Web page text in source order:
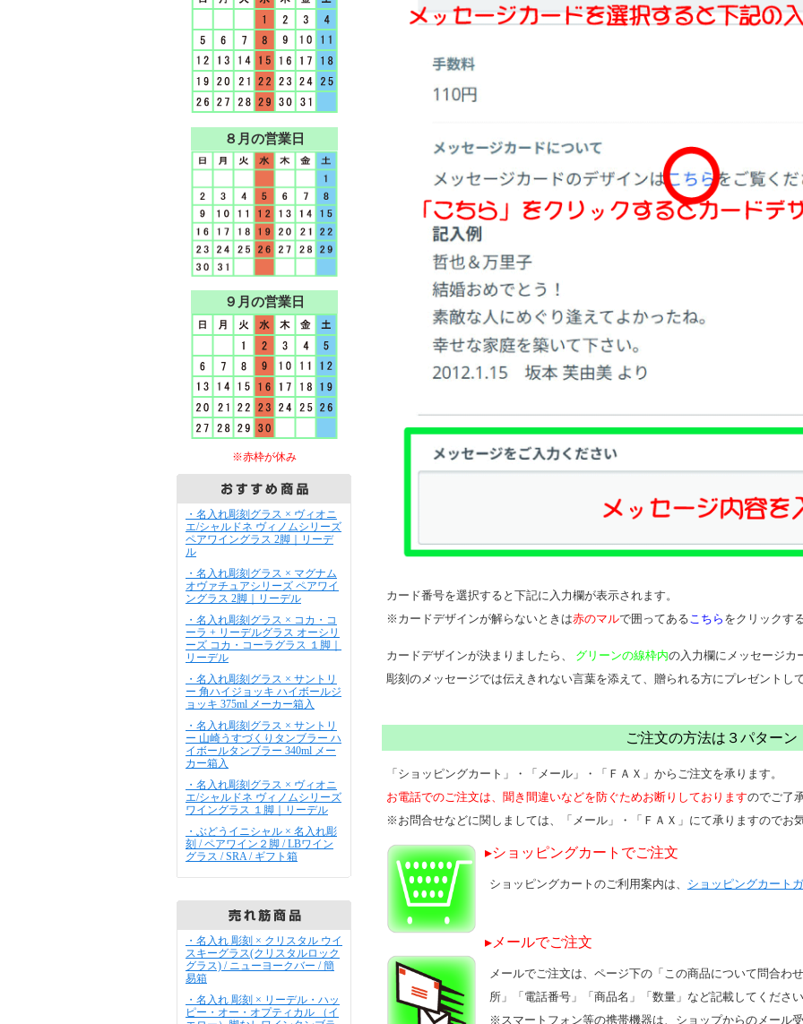
８月の営業日
９月の営業日
※赤枠が休み
・名入れ彫刻グラス × ヴィオニ
エ/シャルドネ ヴィノムシリーズ
ペアワイングラス 2脚｜リーデ
ル
・名入れ彫刻グラス × マグナム
オヴァチュアシリーズ ペアワイ
ングラス 2脚｜リーデル
・名入れ彫刻グラス × コカ・コ
ーラ + リーデルグラス オーシリ
ーズ コカ・コーラグラス １脚｜
リーデル
・名入れ彫刻グラス × サントリ
ー 角ハイジョッキ ハイボールジ
ョッキ 375ml メーカー箱入
・名入れ彫刻グラス × サントリ
ー 山崎うすづくりタンブラー ハ
イボールタンブラー 340ml メー
カー箱入
・名入れ彫刻グラス × ヴィオニ
エ/シャルドネ ヴィノムシリーズ
ワイングラス １脚｜リーデル
・ぶどうイニシャル × 名入れ彫
刻 / ペアワイン２脚 / LBワイン
グラス / SRA / ギフト箱
・名入れ 彫刻 × クリスタル ウイ
スキーグラス(クリスタルロック
グラス) / ニューヨークバー / 簡
易箱
・名入れ 彫刻 × リーデル・ハッ
ピー・オー・オプティカル （イ
カード番号を選択すると下記に入力欄が表示されます。
※カードデザインが解らないときは赤のマルで囲ってあるこちら をクリックす
カードデザインが決まりましたら、 グリーンの線枠内の入力欄にメッセージカ
彫刻のメッセージでは伝えきれない言葉を添えて、贈られる方にプレゼントし
ご注文の方法は３パターン
「ショッピングカート」・「メール」・「ＦＡＸ」からご注文を承ります。
お電話でのご注文は、聞き間違いなどを防ぐためお断りしておりますのでご了
※お問合せなどに関しましては、「メール」・「ＦＡＸ」にて承りますのでお
▸ショッピングカートでご注文
ショッピングカートのご利用案内は、 ショッピングカート
▸メールでご注文
メールでご注文は、ページ下の「この商品について問合わ
所」「電話番号」「商品名」「数量」など記載してくださ
※ スマートフォン等の携帯機器は、ショップからのメール